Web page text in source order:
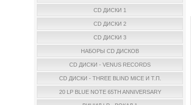
CD ДИСКИ 1
CD ДИСКИ 2
CD ДИСКИ 3
НАБОРЫ CD ДИСКОВ
CD ДИСКИ - VENUS RECORDS
CD ДИСКИ - THREE BLIND MICE И Т.П.
20 LP BLUE NOTE 65TH ANNIVERSARY